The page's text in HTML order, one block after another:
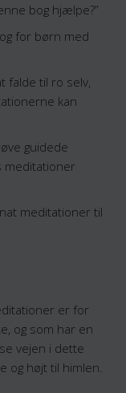
bog hjælpe?”
for børn med
falde til ro selv,
kan
guidede
meditationer
meditationer til
er for
og som har en
vejen i dette
og højt til himlen.